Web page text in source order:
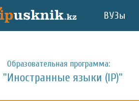
ВУЗы
Образовательная программа:
"Иностранные языки (IP)"